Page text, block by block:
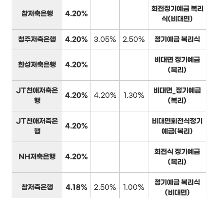
참저축은행 4.20%
회전정기예금 복리
식(비대면)
청주저축은행 4.20% 3.05% 2.50% 정기예금 복리식
한성저축은행 4.20%
비대면 정기예금
(복리)
JT친애저축은
행
4.20% 4.20% 1.30%
비대면_정기예금
(복리)
JT친애저축은
행
4.20%
비대면회전식정기
예금(복리)
NH저축은행 4.20%
회전식 정기예금
(복리)
참저축은행 4.18% 2.50% 1.00%
정기예금 복리식
(비대면)